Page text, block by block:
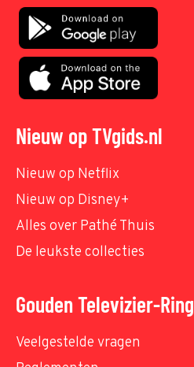
Nieuw op TVgids.nl
Nieuw op Netflix
Nieuw op Disney+
Alles over Pathé Thuis
De leukste collecties
Gouden Televizier-Ring
Veelgestelde vragen